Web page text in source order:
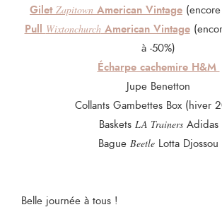
Gilet Zapitown American Vintage
Pull Wixtonchurch American Vintage
à -50%)
Écharpe cachemire H&M
Jupe Benetton
Collants Gambettes Box (hiver
Baskets LA TrainersAdidas
Bague Beetle Lotta Djossou
Belle journée à tous !